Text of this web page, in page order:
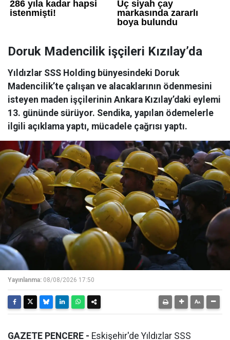
Doruk Madencilik işçileri Kızılay’da
Yıldızlar SSS Holding bünyesindeki Doruk
Madencilik’te çalışan ve alacaklarının ödenmesini
isteyen maden işçilerinin Ankara Kızılay’daki eylemi
13. gününde sürüyor. Sendika, yapılan ödemelerle
ilgili açıklama yaptı, mücadele çağrısı yaptı.
Yayınlanma: 08/08/2026 17:50
GAZETE PENCERE - Eskişehir'de Yıldızlar SSS